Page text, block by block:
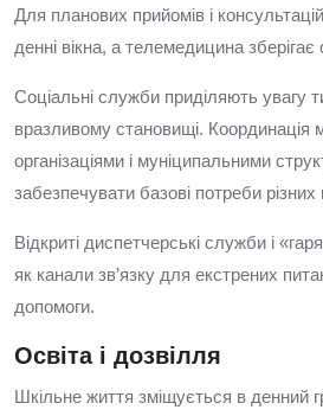
Для планових прийомів і
денні вікна, а телемедицина
Соціальні служби приділяють увагу
вразливому становищі. Координація
організаціями і муніципальними
забезпечувати базові потреби різних
Відкриті диспетчерські служби і
як канали зв’язку для екстрених
допомоги.
Освіта і дозвілля
Шкільне життя зміщується в денний